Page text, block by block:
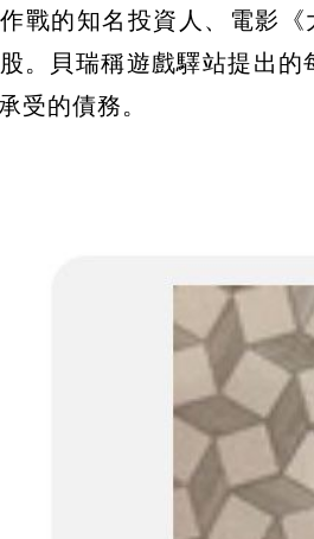
戰的知名投資人、電影
。貝瑞稱遊戲驛站提出
受的債務。